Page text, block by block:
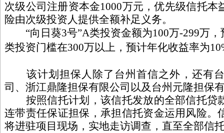
次级公司注册资本金1000万元，优先级信托本
险由次级投资人提供全额补足义务。
“向日葵3号”A类投资金额为100万-299万，
类投资门槛在300万以上，预计年化收益率为
该计划担保人除了台州首信之外，还有台
司、浙江鼎隆担保有限公司以及台州元隆担保
按照信托计划，该信托发放的全部信托贷
连带责任保证担保，承担信托资金运用风险。
将进驻项目现场，实地走访调查，直至全部信